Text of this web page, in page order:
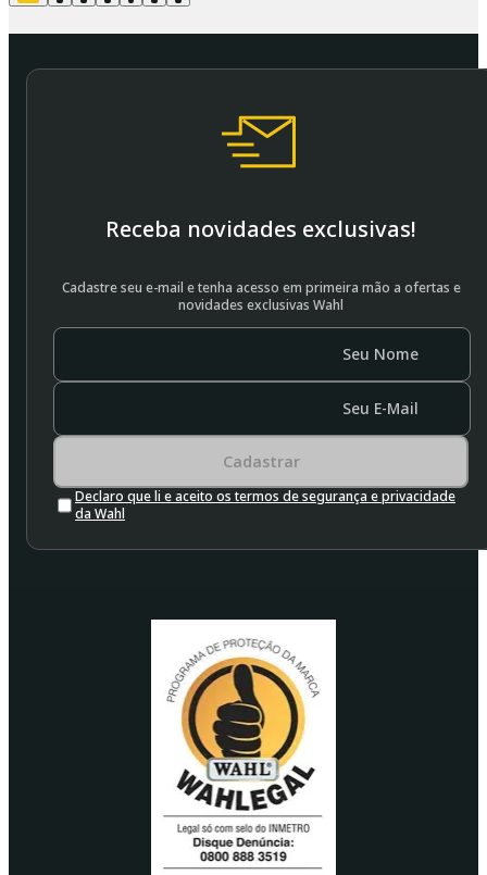
Receba novidades exclusivas!
Cadastre seu e-mail e tenha acesso em primeira mão a ofertas e
novidades exclusivas Wahl
Seu Nome
Seu E-Mail
Cadastrar
Declaro que li e aceito os termos de segurança e privacidade
da Wahl